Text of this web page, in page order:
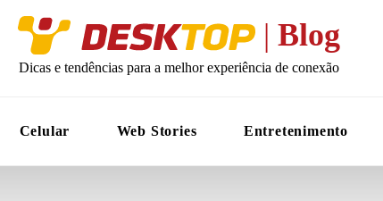
Desktop
| Blog
Dicas e tendências para a melhor experiência de conexão
Celular Web Stories Entretenimento